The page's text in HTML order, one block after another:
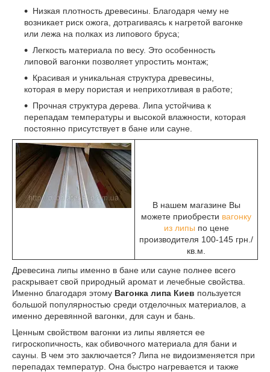
Низкая плотность древесины. Благодаря чему не
возникает риск ожога, дотрагиваясь к нагретой вагонке
или лежа на полках из липового бруса;
Легкость материала по весу. Это особенность
липовой вагонки позволяет упростить монтаж;
Красивая и уникальная структура древесины,
которая в меру пористая и неприхотливая в работе;
Прочная структура дерева. Липа устойчива к
перепадам температуры и высокой влажности, которая
постоянно присутствует в бане или сауне.
В нашем магазине Вы
можете приобрести вагонку
из липы по цене
производителя 100-145 грн./
кв.м.
Древесина липы именно в бане или сауне полнее всего
раскрывает свой природный аромат и лечебные свойства.
Именно благодаря этому Вагонка липа Киев пользуется
большой популярностью среди отделочных материалов, а
именно деревянной вагонки, для саун и бань.
Ценным свойством вагонки из липы является ее
гигроскопичность, как обивочного материала для бани и
сауны. В чем это заключается? Липа не видоизменяется при
перепадах температур. Она быстро нагревается и также